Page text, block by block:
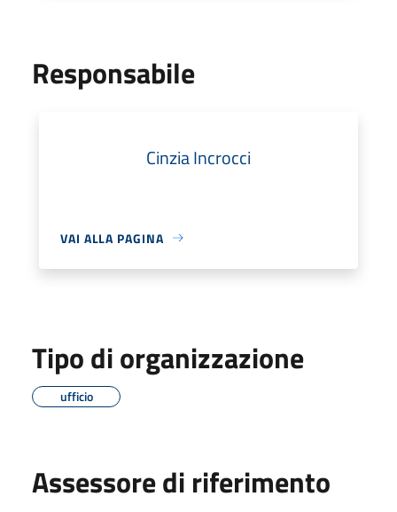
Responsabile
Cinzia Incrocci
VAI ALLA PAGINA
Tipo di organizzazione
ufficio
Assessore di riferimento